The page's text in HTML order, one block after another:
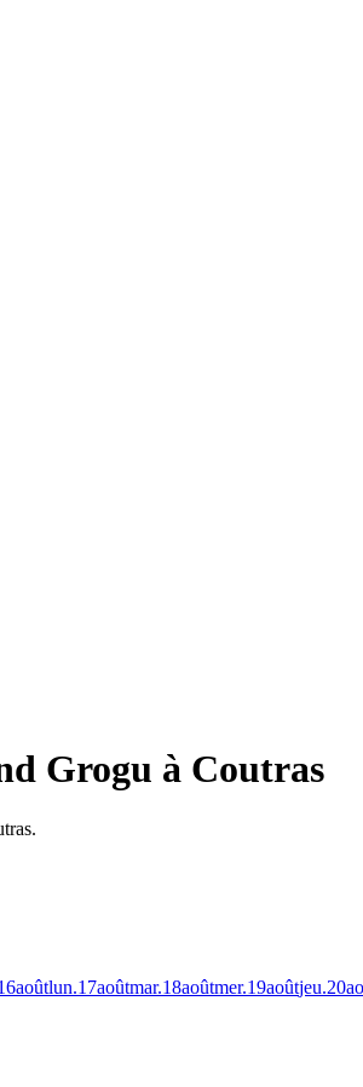
Grogu à Coutras
aoûtlun.17aoûtmar.18aoûtmer.19aoûtjeu.20